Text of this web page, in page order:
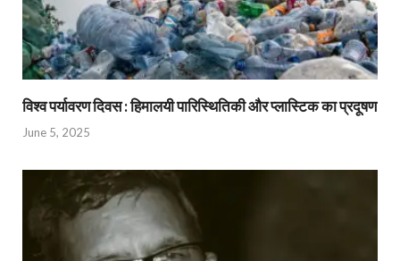
विश्व पर्यावरण दिवस : हिमालयी पारिस्थितिकी और प्लास्टिक का प्रदूषण
June 5, 2025